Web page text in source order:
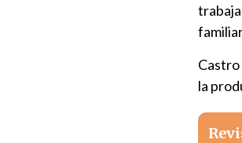
Castro
la